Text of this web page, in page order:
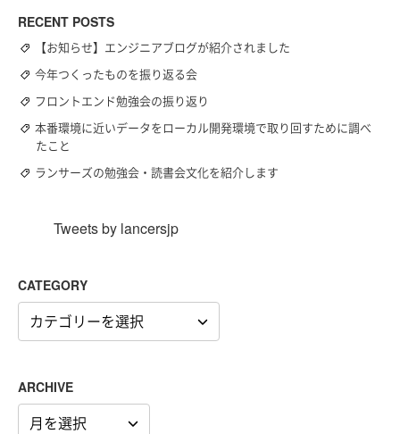
RECENT POSTS
【お知らせ】エンジニアブログが紹介されました
今年つくったものを振り返る会
フロントエンド勉強会の振り返り
本番環境に近いデータをローカル開発環境で取り回すために調べ
たこと
ランサーズの勉強会・読書会文化を紹介します
Tweets by lancersjp
CATEGORY
CATEGORY
ARCHIVE
ARCHIVE